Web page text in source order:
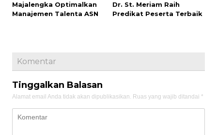
Majalengka Optimalkan
Manajemen Talenta ASN
Dr. St. Meriam Raih
Predikat Peserta Terbaik
Komentar
Tinggalkan Balasan
Alamat email Anda tidak akan dipublikasikan. Ruas yang wajib ditandai *